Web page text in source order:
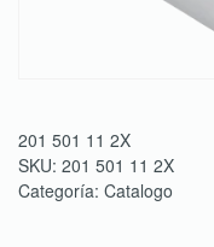
201 501 11 2X
SKU: 201 501 11 2X
Categoría: Catalogo